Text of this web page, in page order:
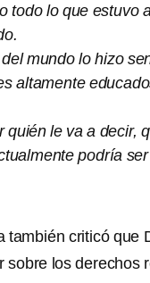
todo lo que estuvo
mundo lo hizo
altamente
quién le va a decir,
podría
también criticó que
sobre los derechos